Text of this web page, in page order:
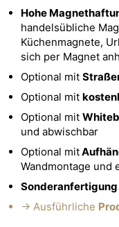
Hohe
handelsübliche
Küchenmagnete,
sich per Magnet
Optional mit
Optional mit
Optional mit
und abwischbar
Optional mit
Wandmontage und
→ Ausführliche